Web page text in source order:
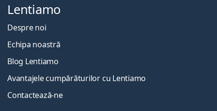
Lentiamo
Despre noi
Echipa noastră
Blog Lentiamo
Avantajele cumpărăturilor cu Lentiamo
Contactează-ne